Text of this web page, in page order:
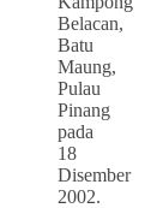
Belacan,
Batu
Maung,
Pulau
Pinang
pada
18
Disember
2002.